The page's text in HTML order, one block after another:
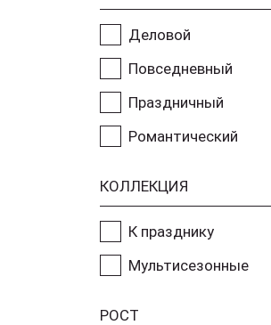
Деловой
Повседневный
Праздничный
Романтический
КОЛЛЕКЦИЯ
К празднику
Мультисезонные
РОСТ